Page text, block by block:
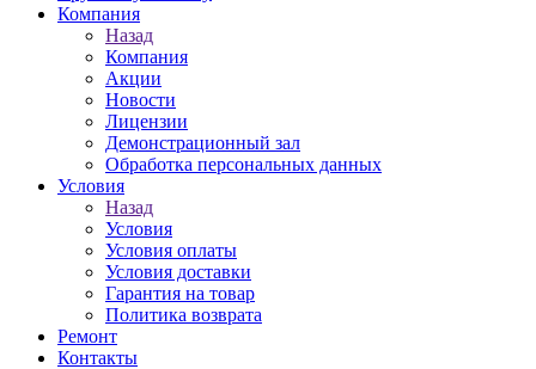
Компания
Назад
Компания
Акции
Новости
Лицензии
Демонстрационный зал
Обработка персональных данных
Условия
Назад
Условия
Условия оплаты
Условия доставки
Гарантия на товар
Политика возврата
Ремонт
Контакты